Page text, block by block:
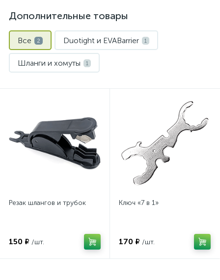
Дополнительные товары
Все 2 Duotight и EVABarrier 1
Шланги и хомуты 1
Резак шлангов и трубок
150 ₽ /шт.
Ключ «7 в 1»
170 ₽ /шт.